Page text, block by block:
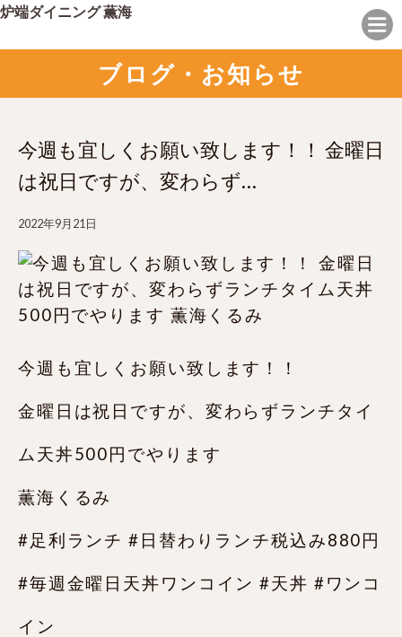
炉端ダイニング 薫海
ブログ・お知らせ
今週も宜しくお願い致します！！ 金曜日
は祝日ですが、変わらず…
2022年9月21日
今週も宜しくお願い致します！！
金曜日は祝日ですが、変わらずランチタイ
ム天丼500円でやります
薫海くるみ
#足利ランチ #日替わりランチ税込み880円
#毎週金曜日天丼ワンコイン #天丼 #ワンコ
イン